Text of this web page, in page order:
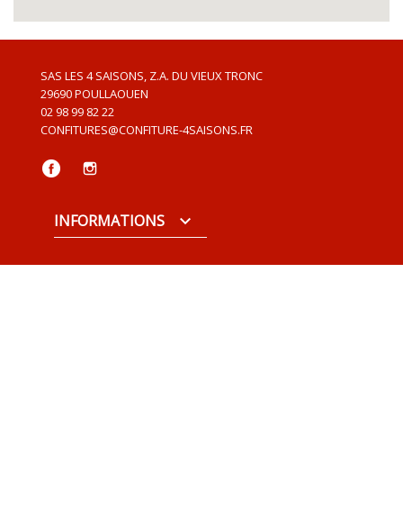
SAS LES 4 SAISONS, Z.A. DU VIEUX TRONC
29690POULLAOUEN
02 98 99 82 22
CONFITURES@CONFITURE-4SAISONS.FR
Facebook
INFORMATIONS 